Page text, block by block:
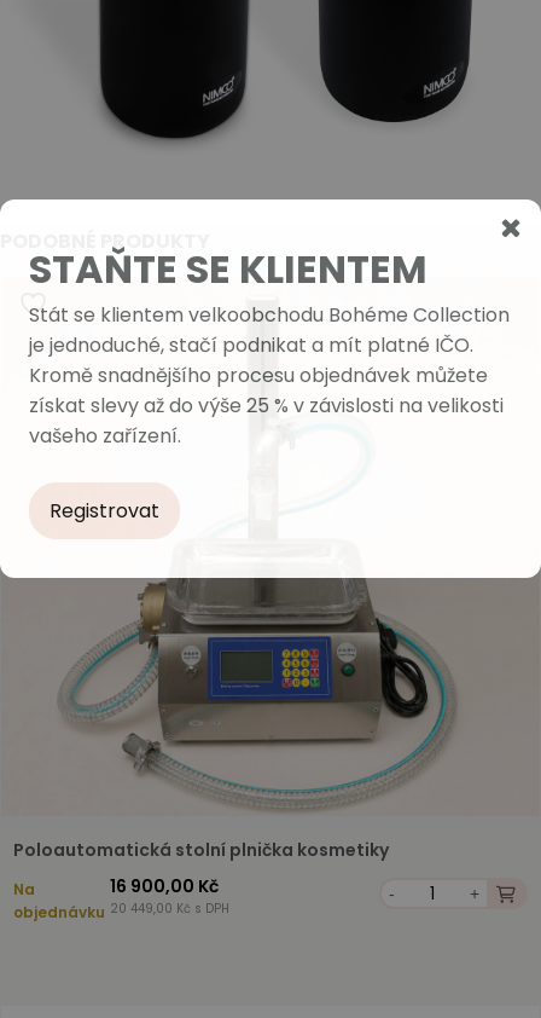
PODOBNÉ PRODUKTY
Poloautomatická stolní plnička kosmetiky
Na
objednávku
16 900,00 Kč
20 449,00 Kč s DPH
- +
STAŇTE SE KLIENTEM
Stát se klientem velkoobchodu Bohéme Collection
je jednoduché, stačí podnikat a mít platné IČO.
Kromě snadnějšího procesu objednávek můžete
získat slevy až do výše 25 % v závislosti na velikosti
vašeho zařízení.
Registrovat